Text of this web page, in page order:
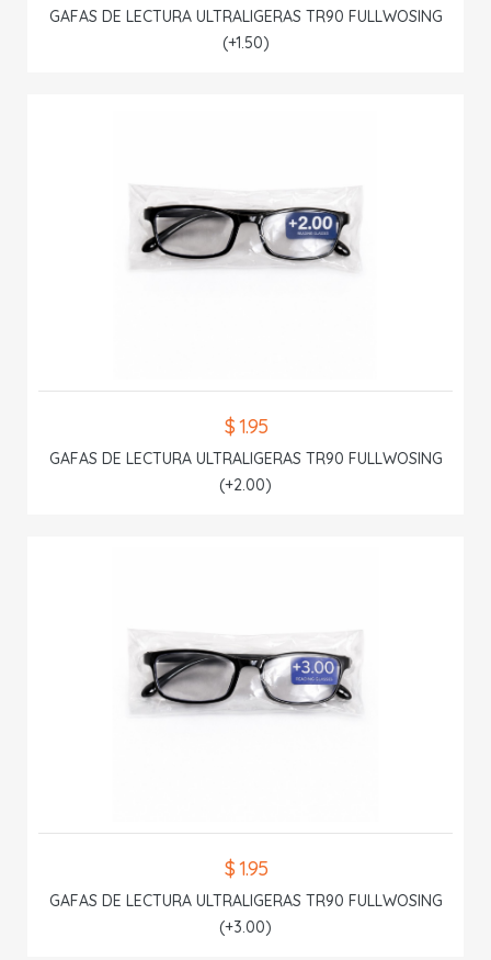
GAFAS DE LECTURA ULTRALIGERAS TR90 FULLWOSING
(+1.50)
$ 1.95
GAFAS DE LECTURA ULTRALIGERAS TR90 FULLWOSING
(+2.00)
$ 1.95
GAFAS DE LECTURA ULTRALIGERAS TR90 FULLWOSING
(+3.00)